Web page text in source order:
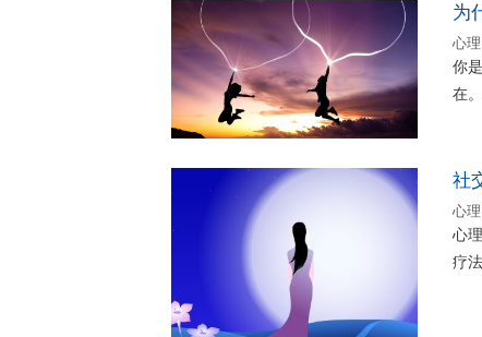
为
心
你
在
社
心
心
疗